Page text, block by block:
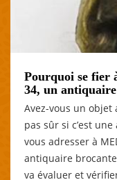
Pourquoi se fier
34, un
Avez-vous un objet
pas sûr si c’est
vous adresser à
antiquaire
va évaluer et